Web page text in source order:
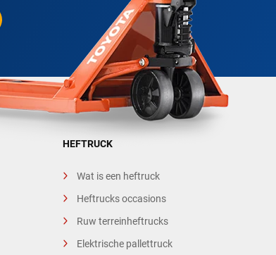
HEFTRUCK
Wat is een heftruck
Heftrucks occasions
Ruw terreinheftrucks
Elektrische pallettruck